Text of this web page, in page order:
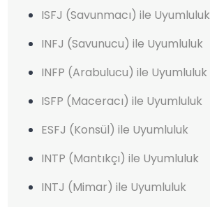
ISFJ (Savunmacı) ile Uyumluluk
INFJ (Savunucu) ile Uyumluluk
INFP (Arabulucu) ile Uyumluluk
ISFP (Maceracı) ile Uyumluluk
ESFJ (Konsül) ile Uyumluluk
INTP (Mantıkçı) ile Uyumluluk
INTJ (Mimar) ile Uyumluluk